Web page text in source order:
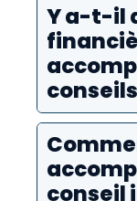
Y a-t-il
conseil